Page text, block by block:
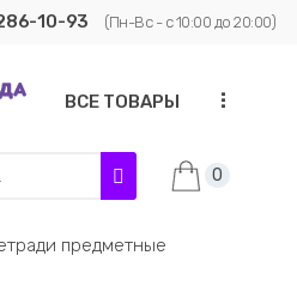
10-93 (Пн-Вс - с 10:00 до 20:00)
ВСЕ ТОВАРЫ ...
0
предметные